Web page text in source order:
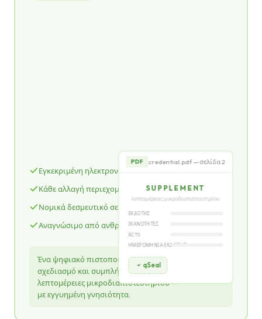
PDF credential.pdf — σελίδα 2
SUPPLEMENT
λεπτομέρειες μικροδιαπιστευτηρίου
ΕΚΔΌΤΗΣ
ΙΚΑΝΌΤΗΤΕΣ
ECTS
ΗΜΕΡΟΜΗΝΊΑ ΈΚΔΟΣΗΣ
qSeal
Εγκεκριμένη ηλεκτρονική σφραγίδα eIDAS
Κάθε αλλαγή περιεχομένου ανιχνεύεται
Νομικά δεσμευτικό σε ολόκληρη την ΕΕ
Αναγνώσιμο από ανθρώπους
Ένα ψηφιακό πιστοποιητικό με ελκυστικό οπτικό
σχεδιασμό και συμπλήρωμα που περιγράφει
λεπτομέρειες μικροδιαπιστευτηρίου —
με εγγυημένη γνησιότητα.